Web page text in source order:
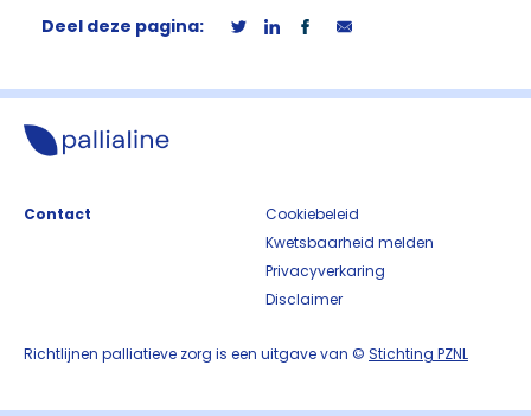
Deel deze pagina:
Contact
Cookiebeleid
Kwetsbaarheid melden
Privacyverkaring
Disclaimer
Richtlijnen palliatieve zorg is een uitgave van © Stichting PZNL